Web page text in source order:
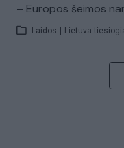
– Europos šeimos
Laidos Lietuva